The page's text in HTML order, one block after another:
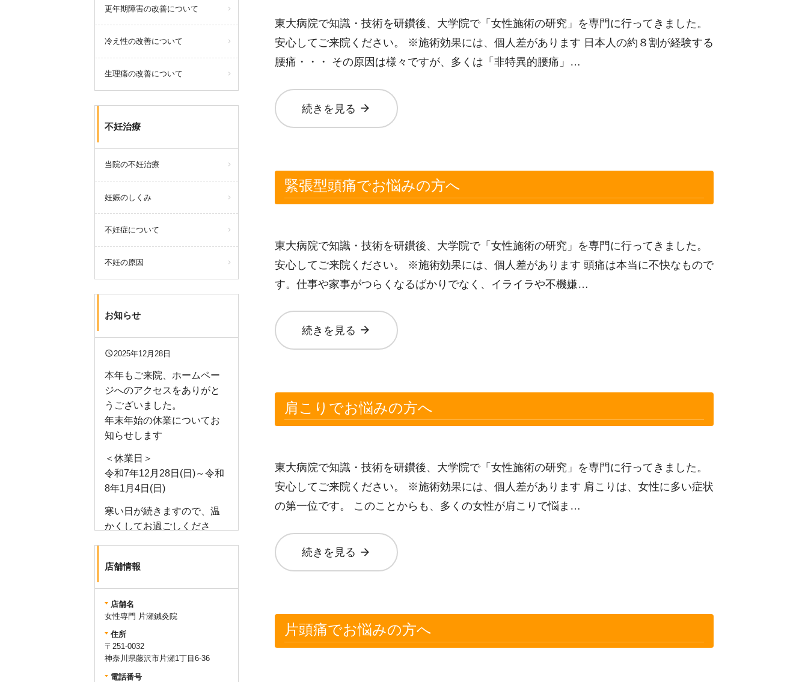
東大病院で知識・技術を研鑽後、大学院で「女性施術の研究」を専門に行ってきました。
安心してご来院ください。 ※施術効果には、個人差があります 日本人の約８割が経験する
腰痛・・・ その原因は様々ですが、多くは「非特異的腰痛」…
続きを見る arrow_forward
緊張型頭痛でお悩みの方へ
東大病院で知識・技術を研鑽後、大学院で「女性施術の研究」を専門に行ってきました。
安心してご来院ください。 ※施術効果には、個人差があります 頭痛は本当に不快なもので
す。仕事や家事がつらくなるばかりでなく、イライラや不機嫌…
続きを見る arrow_forward
肩こりでお悩みの方へ
東大病院で知識・技術を研鑽後、大学院で「女性施術の研究」を専門に行ってきました。
安心してご来院ください。 ※施術効果には、個人差があります 肩こりは、女性に多い症状
の第一位です。 このことからも、多くの女性が肩こりで悩ま…
続きを見る arrow_forward
片頭痛でお悩みの方へ
更年期障害の改善について
冷え性の改善について
生理痛の改善について
不妊治療
当院の不妊治療
妊娠のしくみ
不妊症について
不妊の原因
お知らせ
query_builder2025年12月28日
本年もご来院、ホームペー
ジへのアクセスをありがと
うございました。
年末年始の休業についてお
知らせします
＜休業日＞
令和7年12月28日(日)～令和
8年1月4日(日)
寒い日が続きますので、温
かくしてお過ごしくださ
す。
店舗情報
店舗名
女性専門 片瀬鍼灸院
住所
〒251-0032
神奈川県藤沢市片瀬1丁目6-36
電話番号